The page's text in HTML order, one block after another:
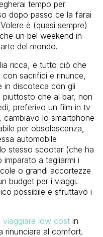
tempo per
dopo passo ce la farai
è (quasi sempre)
un bel weekend in
del mondo.
ricca, e tutto ciò che
sacrifici e rinunce,
in discoteca con gli
che al bar, non
preferivo un film in tv
lo smartphone
per obsolescenza,
automobile
stesso scooter (che ha
imparato a tagliarmi i
o grandi accortezze
budget per i viaggi.
possibile e sfruttavo i
viaggiare low cost in
rinunciare al comfort.